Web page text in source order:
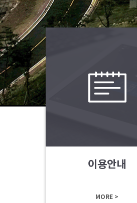
이용안내
MORE >